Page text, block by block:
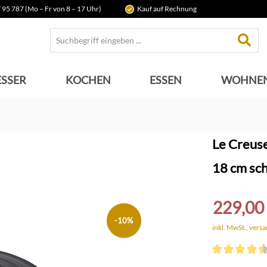
787 (Mo – Fr von 8 – 17 Uhr) Kauf auf Rechnung
KOCHEN ESSEN
-10%
Le
18 cm
inkl. MwSt.,